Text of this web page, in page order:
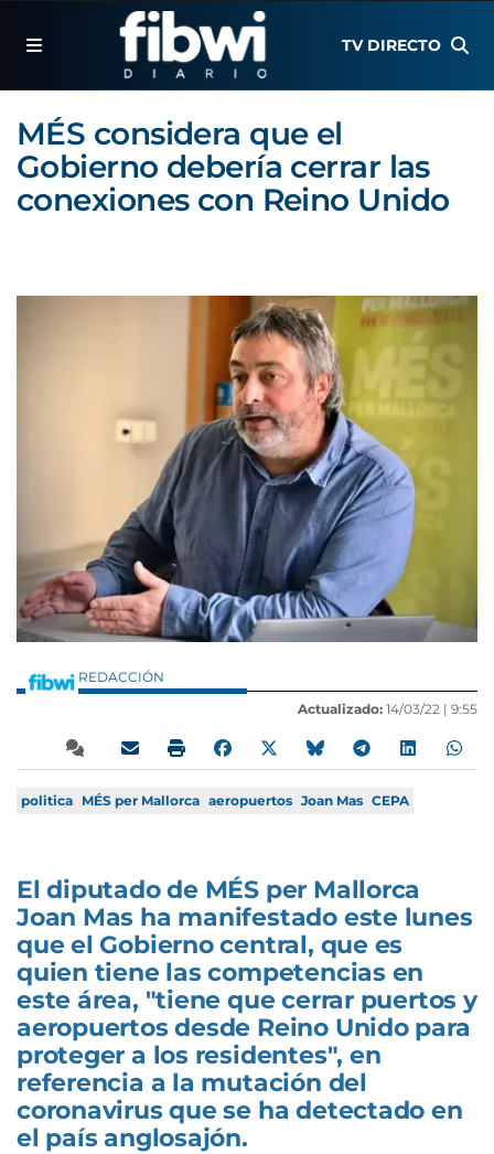
TV DIRECTO
MÉS considera que el
Gobierno debería cerrar las
conexiones con Reino Unido
REDACCIÓN
Actualizado: 14/03/22 | 9:55
politica MÉS per Mallorca aeropuertos Joan Mas CEPA
El diputado de MÉS per Mallorca
Joan Mas ha manifestado este lunes
que el Gobierno central, que es
quien tiene las competencias en
este área, "tiene que cerrar puertos y
aeropuertos desde Reino Unido para
proteger a los residentes", en
referencia a la mutación del
coronavirus que se ha detectado en
el país anglosajón.